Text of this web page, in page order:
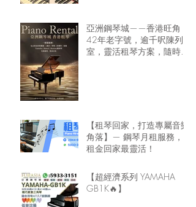
亞洲鋼琴城——香港旺角
42年老字號，逾千呎陳列
室，靈活租琴方案，隨時可
【租琴回家，打造專屬音樂
角落】— 鋼琴月租服務，
租金回家最靈活！
【超經濟系列 YAMAHA
GB1K🔥】